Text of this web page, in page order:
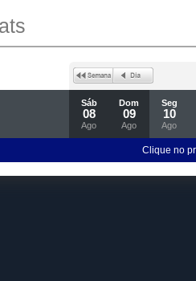
Sáb
08
Ago
Dom
09
Ago
Seg
10
Ago
Clique no